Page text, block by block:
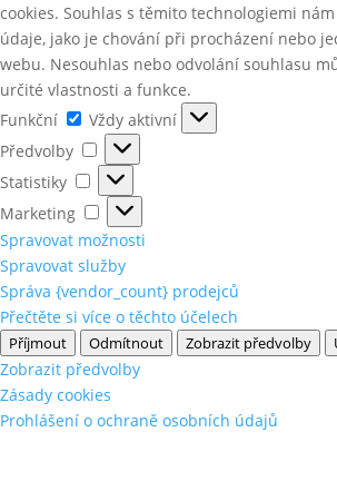
cookies. Souhlas s těmito technologiemi
údaje, jako je chování při procházení nebo
webu. Nesouhlas nebo odvolání souhlasu
určité vlastnosti a funkce.
Funkční
Funkční
Vždy aktivní
Předvolby
Předvolby
Statistiky
Statistiky
Marketing
Marketing
Spravovat možnosti
Spravovat služby
Správa {vendor_count} prodejců
Přečtěte si více o těchto účelech
Příjmout Odmítnout Zobrazit předvolby
Zobrazit předvolby
Zásady cookies
Prohlášení o ochraně osobních údajů